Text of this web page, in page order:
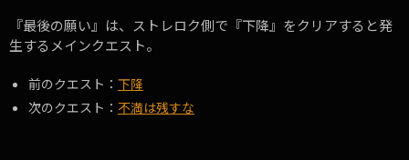
『最後の願い』は、ストレロク側で『下降』をクリアすると発
生するメインクエスト。
前のクエスト： 下降
次のクエスト： 不満は残すな